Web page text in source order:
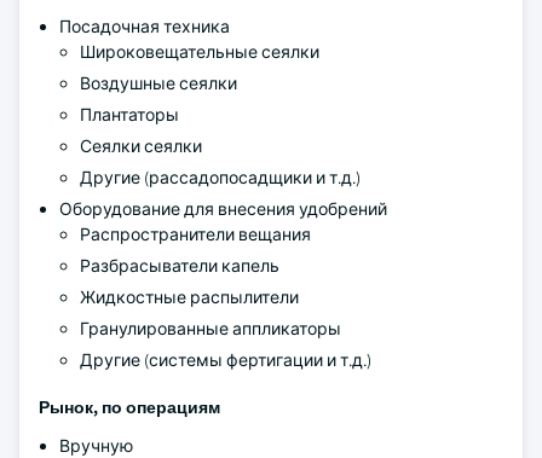
Посадочная техника
Широковещательные сеялки
Воздушные сеялки
Плантаторы
Сеялки сеялки
Другие (рассадопосадщики и т.д.)
Оборудование для внесения удобрений
Распространители вещания
Разбрасыватели капель
Жидкостные распылители
Гранулированные аппликаторы
Другие (системы фертигации и т.д.)
Рынок, по операциям
Вручную